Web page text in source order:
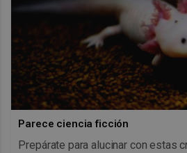
Parece ciencia ficción
Prepárate para alucinar con estas